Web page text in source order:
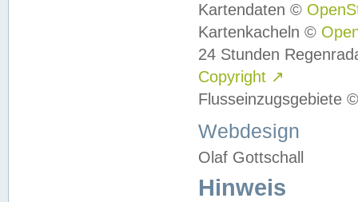
Kartendaten ©
Kartenkacheln ©
24 Stunden
Copyright ↗
Flusseinzugsgebiete
Webdesign
Olaf Gottschall
Hinweis